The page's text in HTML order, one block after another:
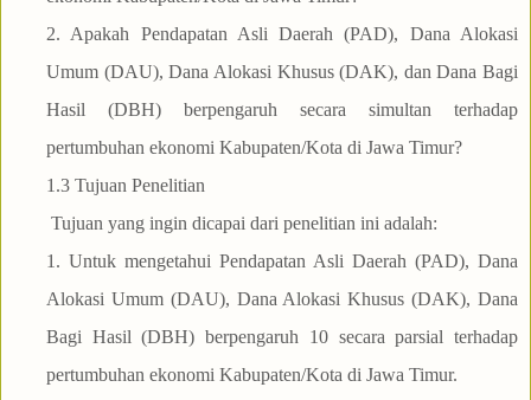
2. Apakah Pendapatan Asli Daerah (PAD), Dana Alokasi
Umum (DAU), Dana Alokasi Khusus (DAK), dan Dana Bagi
Hasil (DBH) berpengaruh secara simultan terhadap
pertumbuhan ekonomi Kabupaten/Kota di Jawa Timur?
1.3 Tujuan Penelitian
Tujuan yang ingin dicapai dari penelitian ini adalah:
1. Untuk mengetahui Pendapatan Asli Daerah (PAD), Dana
Alokasi Umum (DAU), Dana Alokasi Khusus (DAK), Dana
Bagi Hasil (DBH) berpengaruh 10 secara parsial terhadap
pertumbuhan ekonomi Kabupaten/Kota di Jawa Timur.